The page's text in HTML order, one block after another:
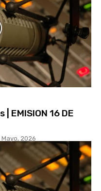
EMISION 16 DE
Mayo, 2026